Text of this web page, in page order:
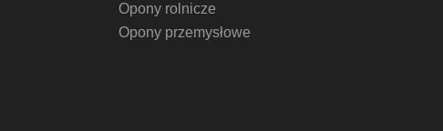
Opony rolnicze
Opony przemysłowe